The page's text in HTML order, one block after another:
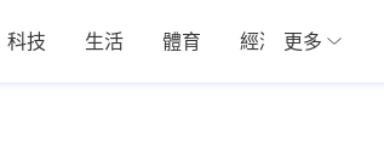
科技 生活 體育 經濟 01深圳
更多